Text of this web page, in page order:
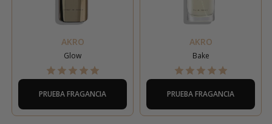
AKRO
Glow
PRUEBA FRAGANCIA
AKRO
Bake
PRUEBA FRAGANCIA